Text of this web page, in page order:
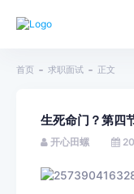
首页 求职面试 正文
生死命门？第四
开心田螺